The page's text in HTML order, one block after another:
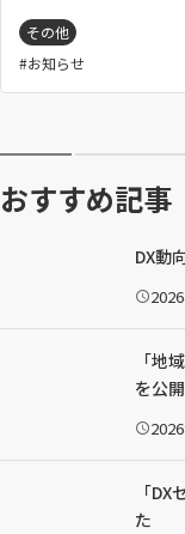
その他
お知らせ
おすすめ記事
DX動
公
日
「地
を公開
公
日
「
た